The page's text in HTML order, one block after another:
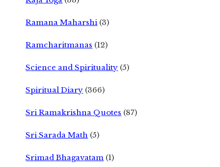
Ramana Maharshi (3)
Ramcharitmanas (12)
Science and Spirituality (5)
Spiritual Diary (366)
Sri Ramakrishna Quotes (87)
Sri Sarada Math (5)
Srimad Bhagavatam (1)